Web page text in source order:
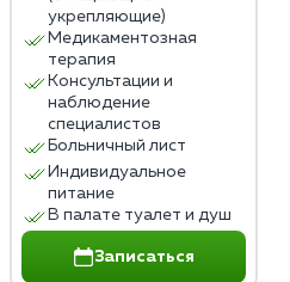
укрепляющие)
Медикаментозная
терапия
Консультации и
наблюдение
специалистов
Больничный лист
Индивидуальное
питание
В палате туалет и душ
Записаться